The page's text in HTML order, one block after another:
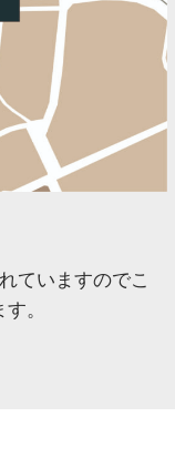
ていますのでこ
。